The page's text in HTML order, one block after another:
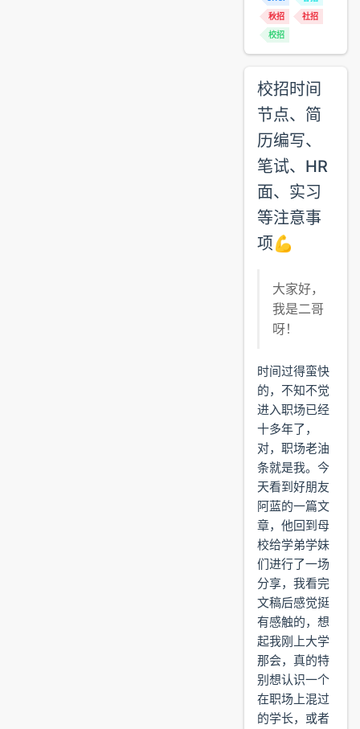
秋招
社招
校招
校招时间
节点、简
历编写、
笔试、HR
面、实习
等注意事
项💪
大家好，
我是二哥
呀！
时间过得蛮快
的，不知不觉
进入职场已经
十多年了，
对，职场老油
条就是我。今
天看到好朋友
阿蓝的一篇文
章，他回到母
校给学弟学妹
们进行了一场
分享，我看完
文稿后感觉挺
有感触的，想
起我刚上大学
那会，真的特
别想认识一个
在职场上混过
的学长，或者